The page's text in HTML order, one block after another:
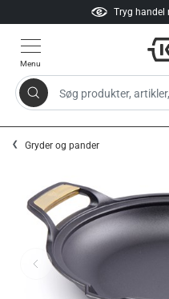
Tryg handel
Menu
Søg produkter, artikler, brands
Gryder og pander